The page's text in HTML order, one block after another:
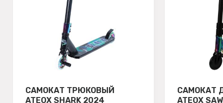
САМОКАТ ТРЮКОВЫЙ
ATEOX SHARK 2024
САМОКАТ
ATEOX